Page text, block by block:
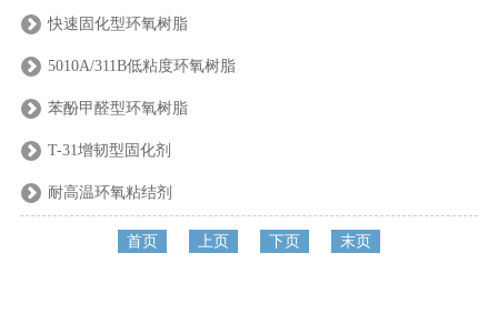
快速固化型环氧树脂
5010A/311B低粘度环氧树脂
苯酚甲醛型环氧树脂
T-31增韧型固化剂
耐高温环氧粘结剂
首页 上页 下页 末页